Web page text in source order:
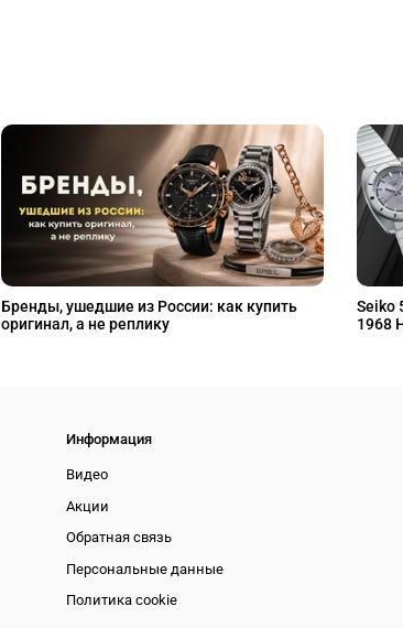
Бренды, ушедшие из России: как купить
оригинал, а не реплику
Seiko
1968
Информация
Видео
Акции
Обратная связь
Персональные данные
Политика cookie